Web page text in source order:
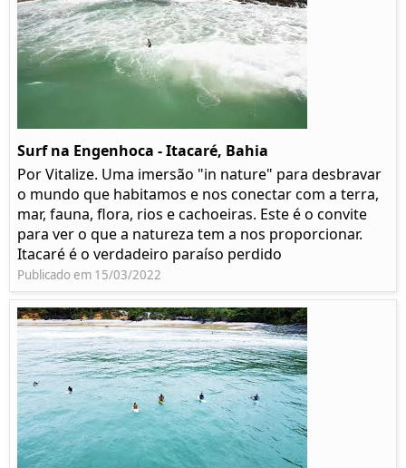
Surf na Engenhoca - Itacaré, Bahia
Por Vitalize. Uma imersão "in nature" para desbravar
o mundo que habitamos e nos conectar com a terra,
mar, fauna, flora, rios e cachoeiras. Este é o convite
para ver o que a natureza tem a nos proporcionar.
Itacaré é o verdadeiro paraíso perdido
Publicado em 15/03/2022